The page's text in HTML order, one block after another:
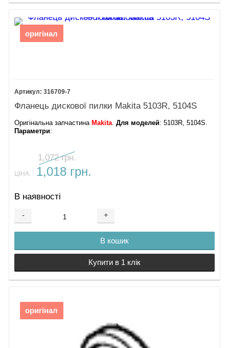
оригінал
316709-7
Фланець дискової пилки Makita 5103R, 5104S
Оригінальна запчастина Makita.Для моделей: 5103R, 5104S.
Параметри:
1,072 грн.
ЦІНА: 1,018 грн.
В наявності
- +
В кошик
Купити в 1 клік
оригінал